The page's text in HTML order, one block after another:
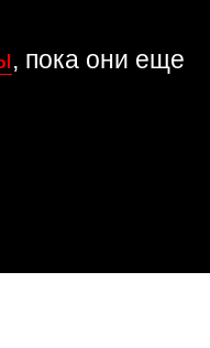
, пока они еще